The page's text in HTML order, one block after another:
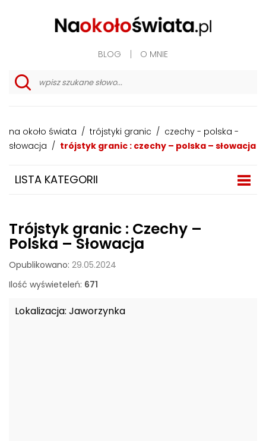
BLOG O MNIE
i
na około świata / trójstyki granic / czechy - polska -
słowacja / trójstyk granic : czechy – polska – słowacja
LISTA KATEGORII
Trójstyk granic : Czechy –
Polska – Słowacja
Opublikowano: 29.05.2024
Ilość wyświeteleń: 671
Lokalizacja: Jaworzynka